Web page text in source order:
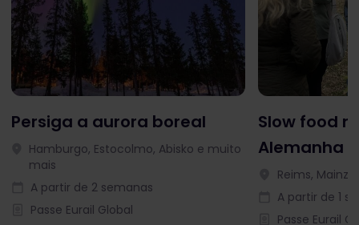
Persiga a aurora boreal
Hamburgo, Estocolmo, Abisko e muito
mais
A partir de 2 semanas
Passe Eurail Global
Slow food
Alemanha
Reims, Mainz,
A partir de 1
Passe Eurail